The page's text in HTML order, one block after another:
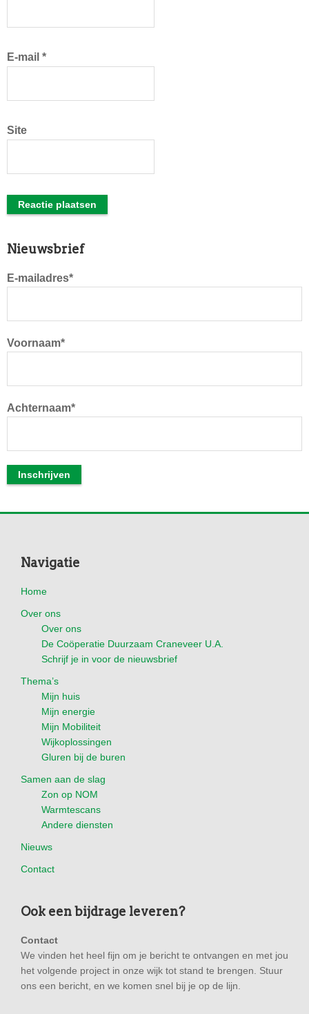
E-mail *
Site
Primaire
Sidebar
Nieuwsbrief
E-mailadres*
Voornaam*
Achternaam*
Footer
Navigatie
Home
Over ons
Over ons
De Coöperatie Duurzaam Craneveer U.A.
Schrijf je in voor de nieuwsbrief
Thema’s
Mijn huis
Mijn energie
Mijn Mobiliteit
Wijkoplossingen
Gluren bij de buren
Samen aan de slag
Zon op NOM
Warmtescans
Andere diensten
Nieuws
Contact
Ook een bijdrage leveren?
Contact
We vinden het heel fijn om je bericht te ontvangen en met jou
het volgende project in onze wijk tot stand te brengen. Stuur
ons een bericht, en we komen snel bij je op de lijn.